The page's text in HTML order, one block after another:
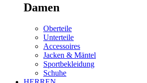
Damen
Oberteile
Unterteile
Accessoires
Jacken & Mäntel
Sportbekleidung
Schuhe